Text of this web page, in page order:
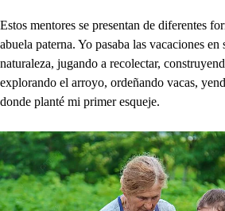
Estos mentores se presentan de diferentes
abuela paterna. Yo pasaba las vacaciones
naturaleza, jugando a recolectar,
explorando el arroyo, ordeñando vacas,
donde planté mi primer esqueje.